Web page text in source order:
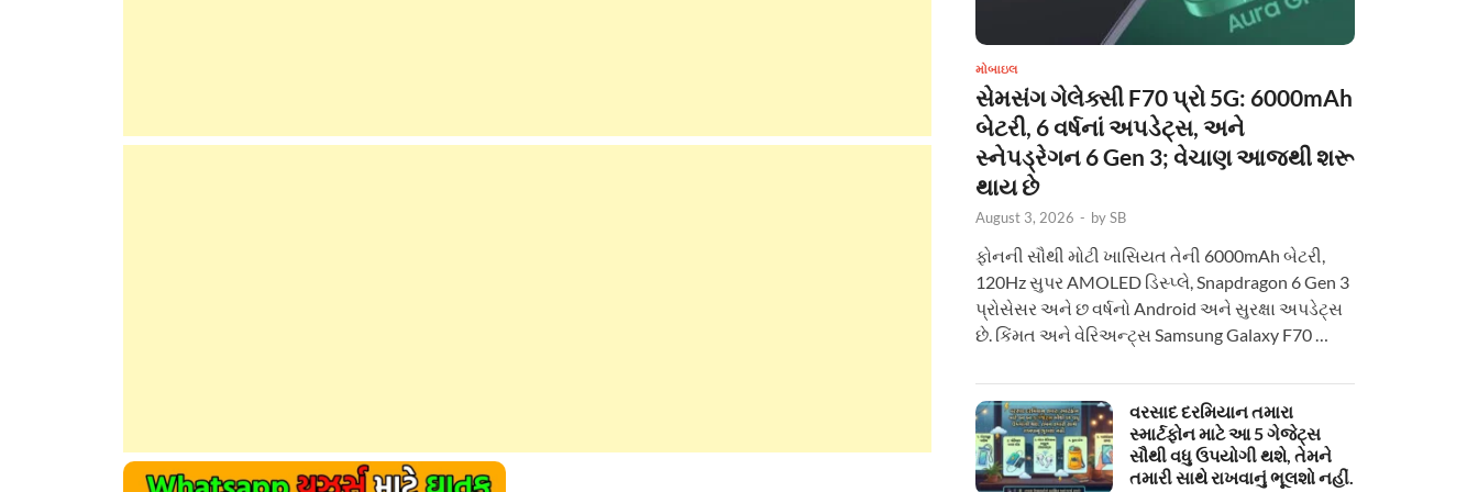
મોબાઇલ
સેમસંગ ગેલેક્સી F70 પ્રો 5G: 6000mAh
બેટરી, 6 વર્ષનાં અપડેટ્સ, અને
સ્નેપડ્રેગન 6 Gen 3; વેચાણ આજથી શરૂ
થાય છે
August 3, 2026 - bySB
ફોનની સૌથી મોટી ખાસિયત તેની 6000mAh બેટરી,
120Hz સુપર AMOLED ડિસ્પ્લે, Snapdragon 6 Gen 3
પ્રોસેસર અને છ વર્ષનો Android અને સુરક્ષા અપડેટ્સ
છે. કિંમત અને વેરિઅન્ટ્સ Samsung Galaxy F70 …
વરસાદ દરમિયાન તમારા
સ્માર્ટફોન માટે આ 5 ગેજેટ્સ
સૌથી વધુ ઉપયોગી થશે, તેમને
તમારી સાથે રાખવાનું ભૂલશો નહીં.